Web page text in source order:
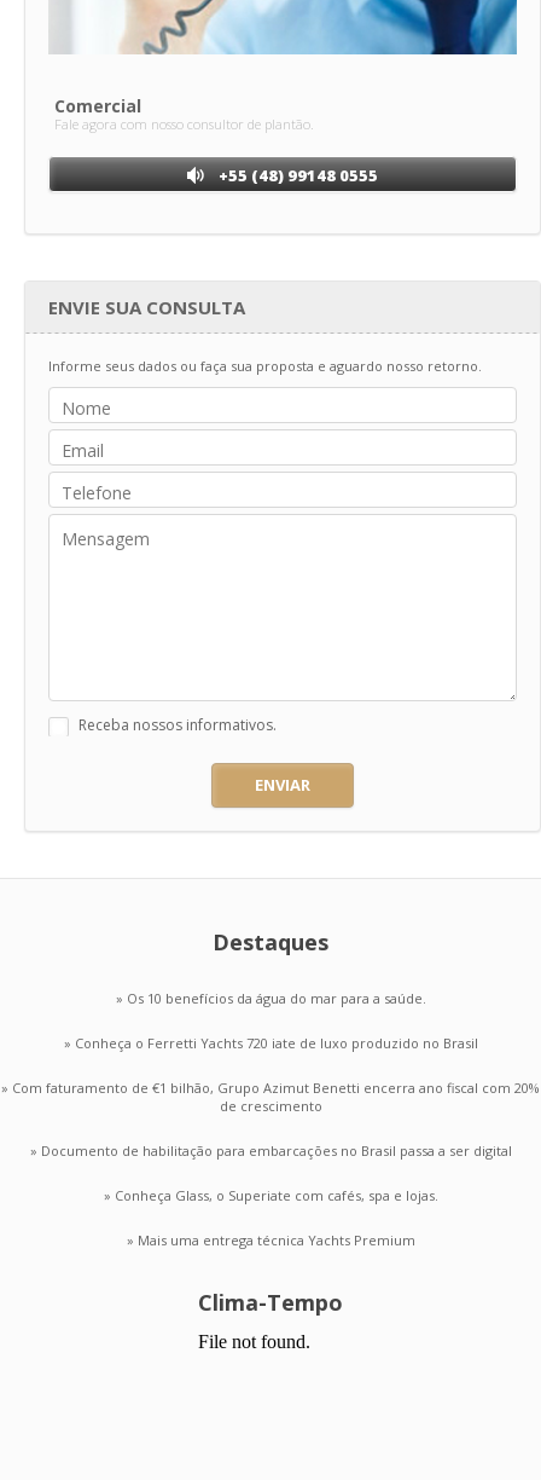
Comercial
Fale agora com nosso consultor de plantão.
+55 (48) 99148 0555
ENVIE SUA CONSULTA
Informe seus dados ou faça sua proposta e aguardo nosso retorno.
Receba nossos informativos.
ENVIAR
Destaques
» Os 10 benefícios da água do mar para a saúde.
» Conheça o Ferretti Yachts 720 iate de luxo produzido no Brasil
» Com faturamento de €1 bilhão, Grupo Azimut Benetti encerra ano fiscal com 20%
de crescimento
» Documento de habilitação para embarcações no Brasil passa a ser digital
» Conheça Glass, o Superiate com cafés, spa e lojas.
» Mais uma entrega técnica Yachts Premium
Clima-Tempo